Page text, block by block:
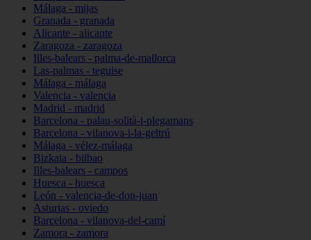
Málaga - mijas
Granada - granada
Alicante - alicante
Zaragoza - zaragoza
Illes-balears - palma-de-mallorca
Las-palmas - teguise
Málaga - málaga
Valencia - valencia
Madrid - madrid
Barcelona - palau-solità-i-plegamans
Barcelona - vilanova-i-la-geltrú
Málaga - vélez-málaga
Bizkaia - bilbao
Illes-balears - campos
Huesca - huesca
León - valencia-de-don-juan
Asturias - oviedo
Barcelona - vilanova-del-camí
Zamora - zamora